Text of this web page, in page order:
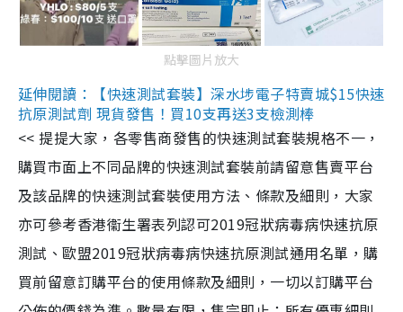
點擊圖片放大
延伸閱讀：【快速測試套裝】深水埗電子特賣城$15快速
抗原測試劑 現貨發售！買10支再送3支檢測棒
<< 提提大家，各零售商發售的快速測試套裝規格不一，
購買市面上不同品牌的快速測試套裝前請留意售賣平台
及該品牌的快速測試套裝使用方法、條款及細則，大家
亦可參考香港衞生署表列認可2019冠狀病毒病快速抗原
測試、歐盟2019冠狀病毒病快速抗原測試通用名單，購
買前留意訂購平台的使用條款及細則，一切以訂購平台